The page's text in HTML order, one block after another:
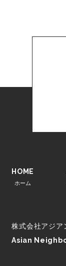
HOME
ホーム
株式会社アジア
Asian